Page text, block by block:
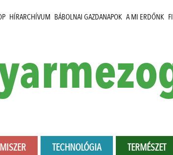
HÍRARCHÍVUM BÁBOLNAI GAZDANAPOK A MI ERDŐNK
TECHNOLÓGIA TERMÉSZET